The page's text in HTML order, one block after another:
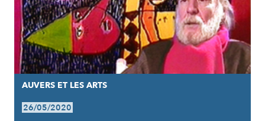
AUVERS ET LES ARTS
26/05/2020